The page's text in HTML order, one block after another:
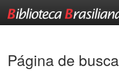
Página de busca